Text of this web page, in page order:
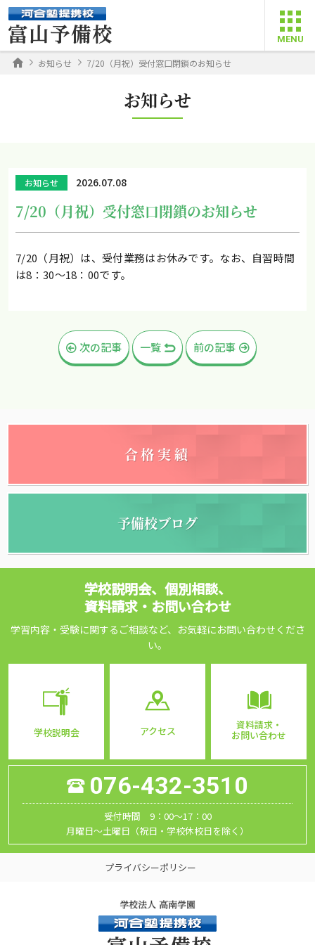
お知らせ 7/20（月祝）受付窓口閉鎖のお知らせ
お知らせ
お知らせ 2026.07.08
7/20（月祝）受付窓口閉鎖のお知らせ
7/20（月祝）は、受付業務はお休みです。なお、自習時間
は8：30～18：00です。
次の記事 一覧 前の記事
合格実績
予備校ブログ
学校説明会、個別相談、
資料請求・お問い合わせ
学習内容・受験に関するご相談など、お気軽にお問い合わせくださ
い。
学校説明会 アクセス 資料請求・
お問い合わせ
076-432-3510
受付時間 9：00～17：00
月曜日～土曜日（祝日・学校休校日を除く）
プライバシーポリシー